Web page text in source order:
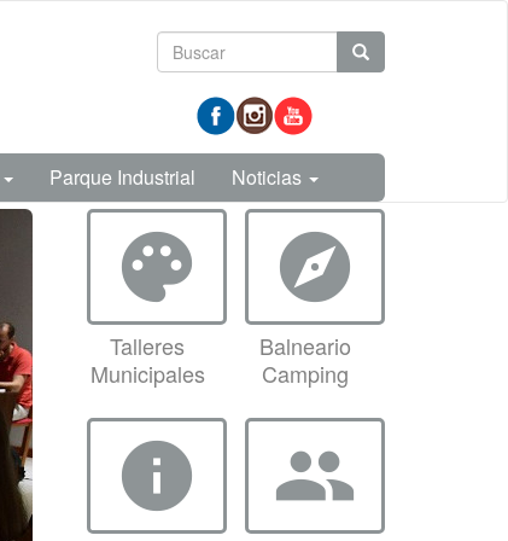
Formulario
de
búsqueda
Parque Industrial Noticias
palette
Talleres
Municipales
explore
Balneario
Camping
info group